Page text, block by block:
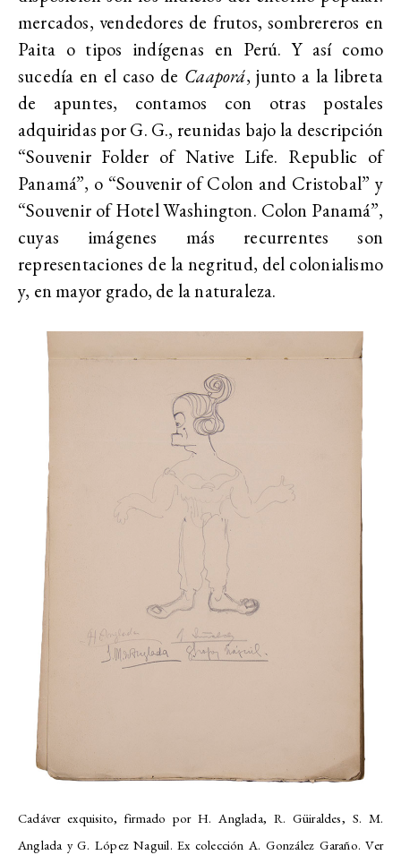
mercados, vendedores de frutos, sombrereros en
Paita o tipos indígenas en Perú. Y así como
sucedía en el caso de Caaporá, junto a la libreta
de apuntes, contamos con otras postales
adquiridas por G. G., reunidas bajo la descripción
“Souvenir Folder of Native Life. Republic of
Panamá”, o “Souvenir of Colon and Cristobal” y
“Souvenir of Hotel Washington. Colon Panamá”,
cuyas imágenes más recurrentes son
representaciones de la negritud, del colonialismo
y, en mayor grado, de la naturaleza.
Cadáver exquisito, firmado por H. Anglada, R. Güiraldes, S. M.
Anglada y G. López Naguil. Ex colección A. González Garaño. Ver